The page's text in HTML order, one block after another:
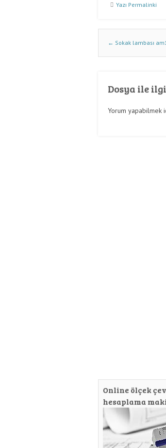
Yazı Permalinki
Dwg İndir Yazı
← Sokak lambası
Dosya ile
Yorum yapabilmek
Online ölçek
hesaplama